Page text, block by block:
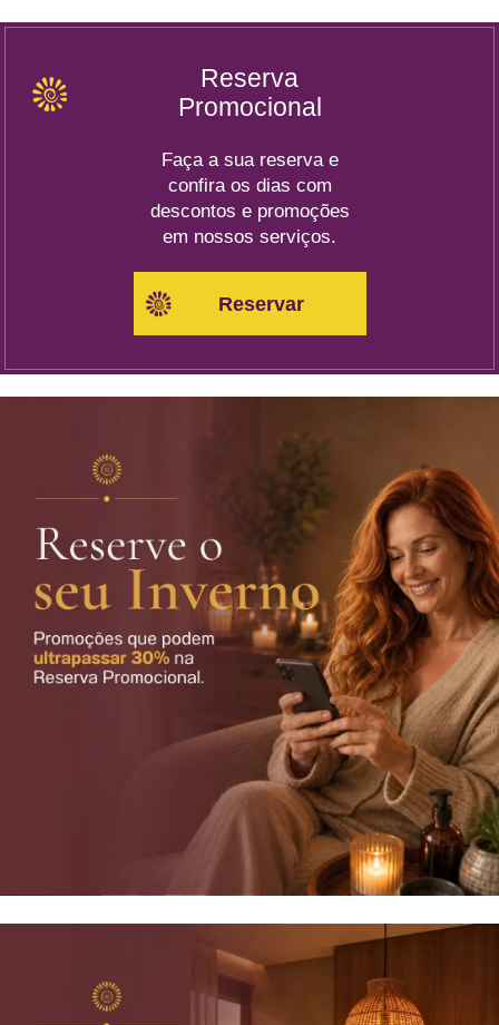
Reserva
Promocional
Faça a sua reserva e
confira os dias com
descontos e promoções
em nossos serviços.
Reservar